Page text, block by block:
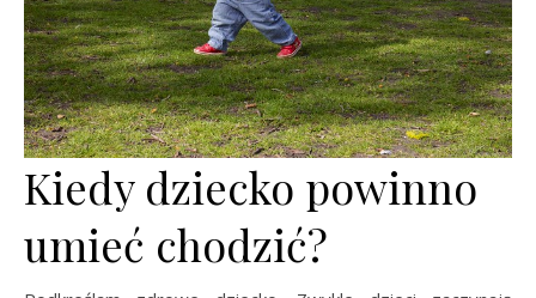
Kiedy dziecko powinno
umieć chodzić?